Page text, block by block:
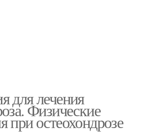
для лечения
Физические
при остеохондрозе